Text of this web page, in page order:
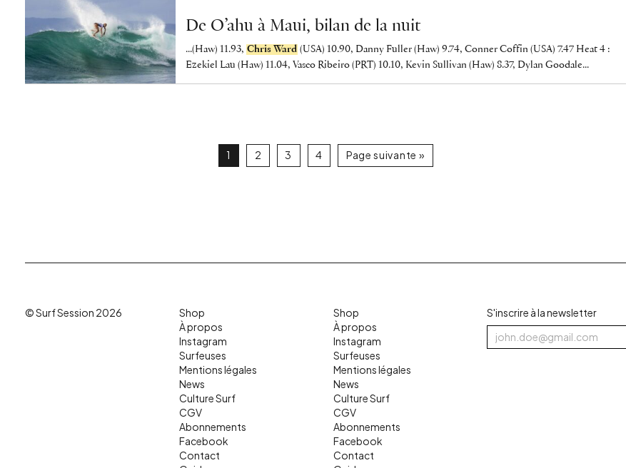
De O’ahu à Maui, bilan de la nuit
...(Haw) 11.93, Chris Ward (USA) 10.90, Danny Fuller (Haw) 9.74, Conner Coffin (USA) 7.47 Heat 4 :
Ezekiel Lau (Haw) 11.04, Vasco Ribeiro (PRT) 10.10, Kevin Sullivan (Haw) 8.37, Dylan Goodale...
1 2 3 4 Page suivante »
© Surf Session 2026
Shop
À propos
Instagram
Surfeuses
Mentions légales
News
Culture Surf
CGV
Abonnements
Facebook
Contact
Shop
À propos
Instagram
Surfeuses
Mentions légales
News
Culture Surf
CGV
Abonnements
Facebook
Contact
S'inscrire à la newsletter